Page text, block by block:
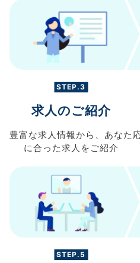
STEP.3
求人のご紹介
豊富な求人情報から、 あなた
に合った求人を ご紹介
STEP.5